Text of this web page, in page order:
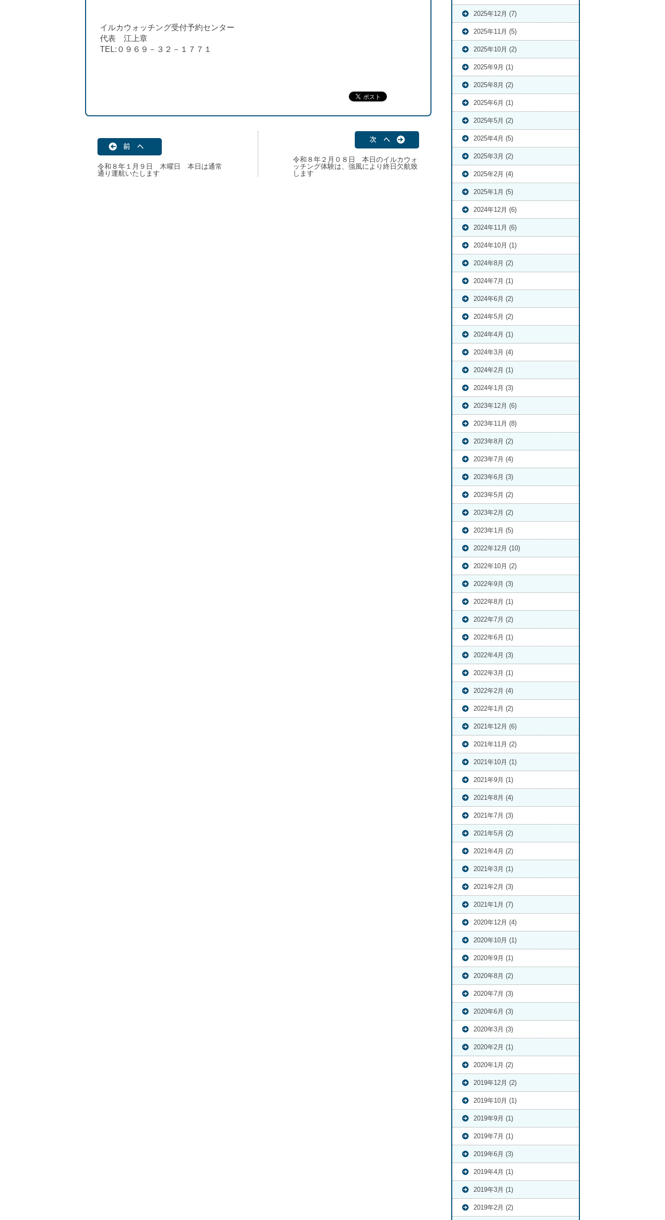
イルカウォッチング受付予約センター
代表 江上章
TEL:０９６９－３２－１７７１
前 へ
令和８年１月９日 木曜日 本日は通常
通り運航いたします
次 へ
令和８年２月０８日 本日のイルカウォ
ッチング体験は、強風により終日欠航致
します
2025年12月 (7)
2025年11月 (5)
2025年10月 (2)
2025年9月 (1)
2025年8月 (2)
2025年6月 (1)
2025年5月 (2)
2025年4月 (5)
2025年3月 (2)
2025年2月 (4)
2025年1月 (5)
2024年12月 (6)
2024年11月 (6)
2024年10月 (1)
2024年8月 (2)
2024年7月 (1)
2024年6月 (2)
2024年5月 (2)
2024年4月 (1)
2024年3月 (4)
2024年2月 (1)
2024年1月 (3)
2023年12月 (6)
2023年11月 (8)
2023年8月 (2)
2023年7月 (4)
2023年6月 (3)
2023年5月 (2)
2023年2月 (2)
2023年1月 (5)
2022年12月 (10)
2022年10月 (2)
2022年9月 (3)
2022年8月 (1)
2022年7月 (2)
2022年6月 (1)
2022年4月 (3)
2022年3月 (1)
2022年2月 (4)
2022年1月 (2)
2021年12月 (6)
2021年11月 (2)
2021年10月 (1)
2021年9月 (1)
2021年8月 (4)
2021年7月 (3)
2021年5月 (2)
2021年4月 (2)
2021年3月 (1)
2021年2月 (3)
2021年1月 (7)
2020年12月 (4)
2020年10月 (1)
2020年9月 (1)
2020年8月 (2)
2020年7月 (3)
2020年6月 (3)
2020年3月 (3)
2020年2月 (1)
2020年1月 (2)
2019年12月 (2)
2019年10月 (1)
2019年9月 (1)
2019年7月 (1)
2019年6月 (3)
2019年4月 (1)
2019年3月 (1)
2019年2月 (2)